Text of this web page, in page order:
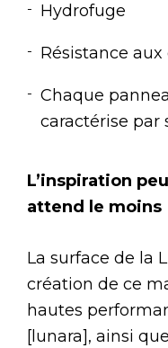
Hydrofuge
Résistance aux
Chaque
caractérise par
L’inspiration
attend le moins
La surface de la
création de ce
hautes
[lunara], ainsi